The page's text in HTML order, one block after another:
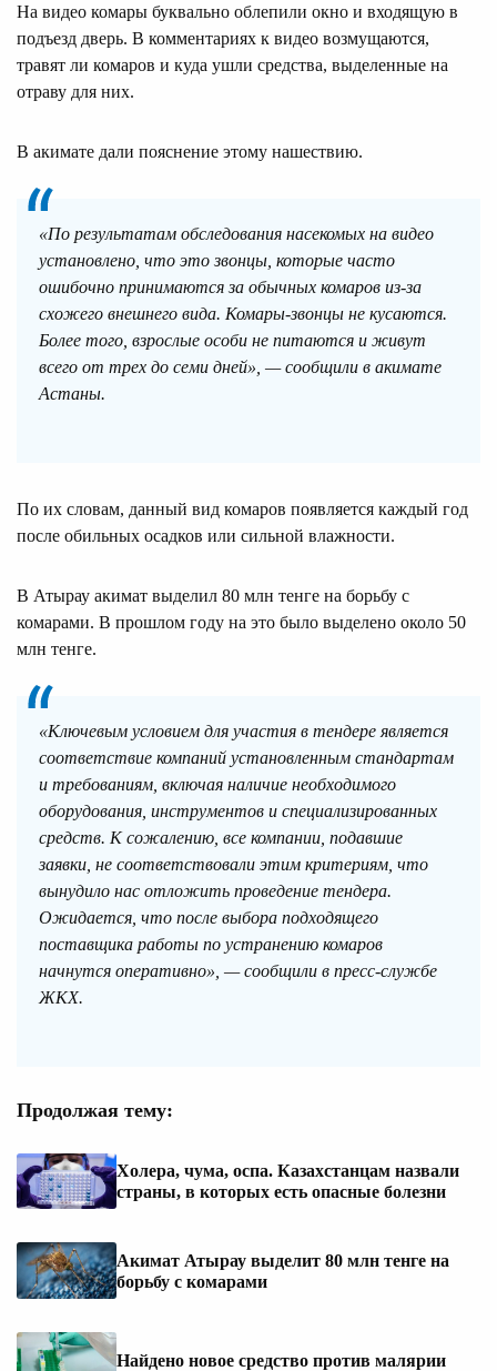
На видео комары буквально облепили окно и входящую в
подъезд дверь. В комментариях к видео возмущаются,
травят ли комаров и куда ушли средства, выделенные на
отраву для них.
В акимате дали пояснение этому нашествию.
«По результатам обследования насекомых на видео
установлено, что это звонцы, которые часто
ошибочно принимаются за обычных комаров из-за
схожего внешнего вида. Комары-звонцы не кусаются.
Более того, взрослые особи не питаются и живут
всего от трех до семи дней», — сообщили в акимате
Астаны.
По их словам, данный вид комаров появляется каждый год
после обильных осадков или сильной влажности.
В Атырау акимат выделил 80 млн тенге на борьбу с
комарами. В прошлом году на это было выделено около 50
млн тенге.
«Ключевым условием для участия в тендере является
соответствие компаний установленным стандартам
и требованиям, включая наличие необходимого
оборудования, инструментов и специализированных
средств. К сожалению, все компании, подавшие
заявки, не соответствовали этим критериям, что
вынудило нас отложить проведение тендера.
Ожидается, что после выбора подходящего
поставщика работы по устранению комаров
начнутся оперативно», — сообщили в пресс-службе
ЖКХ.
Продолжая тему:
Холера, чума, оспа. Казахстанцам назвали
страны, в которых есть опасные болезни
Акимат Атырау выделит 80 млн тенге на
борьбу с комарами
Найдено новое средство против малярии